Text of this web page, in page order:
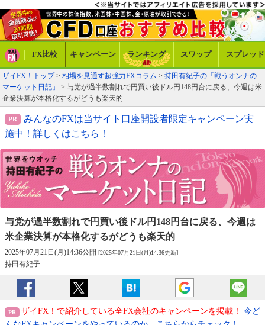
FX比較 キャンペーン ランキング スワップ スプレッド
ザイFX！トップ> 相場を見通す超強力FXコラム > 持田有紀子の「戦うオンナの
マーケット日記」
> 与党が過半数割れで円買い後ドル円148円台に戻る、今週は米
企業決算が本格化するがどうも楽天的
みんなのFXは当サイト口座開設者限定キャンペーン実
施中！詳しくはこちら！
与党が過半数割れで円買い後ドル円148円台に戻る、 今週は
米企業決算が本格化するがどうも楽天的
2025年07月21日(月)14:36公開 [2025年07月21日(月)14:36更新]
持田有紀子
ザイFX！で紹介している全FX会社のキャンペーンを掲載！
今ど